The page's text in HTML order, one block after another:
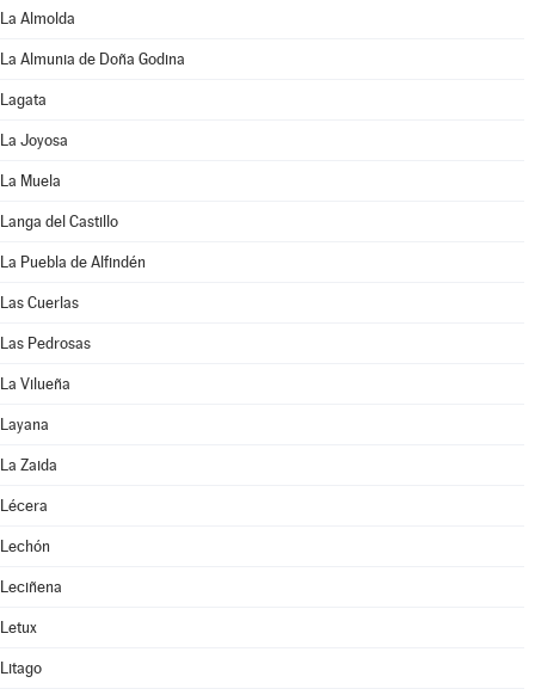
La Almolda
La Almunia de Doña Godina
Lagata
La Joyosa
La Muela
Langa del Castillo
La Puebla de Alfindén
Las Cuerlas
Las Pedrosas
La Vilueña
Layana
La Zaida
Lécera
Lechón
Leciñena
Letux
Litago